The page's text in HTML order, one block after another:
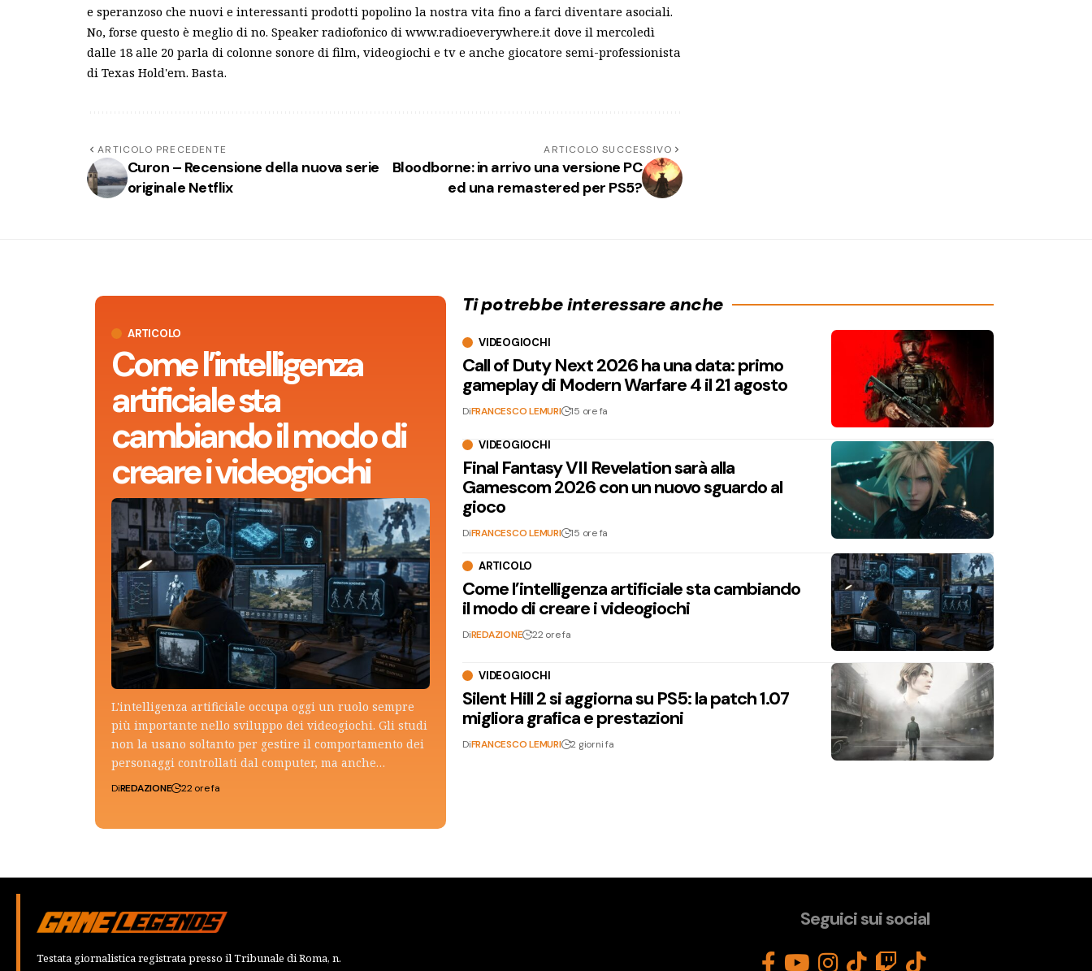
e speranzoso che nuovi e interessanti prodotti popolino la nostra vita fino a farci diventare asociali.
No, forse questo è meglio di no. Speaker radiofonico di www.radioeverywhere.it dove il mercoledì
dalle 18 alle 20 parla di colonne sonore di film, videogiochi e tv e anche giocatore semi-professionista
di Texas Hold'em. Basta.
ARTICOLO PRECEDENTE
Curon – Recensione della nuova serie
originale Netflix
ARTICOLO SUCCESSIVO
Bloodborne: in arrivo una versione PC
ed una remastered per PS5?
ARTICOLO
Come l’intelligenza
artificiale sta
cambiando il modo di
creare i videogiochi
L'intelligenza artificiale occupa oggi un ruolo sempre
più importante nello sviluppo dei videogiochi. Gli studi
non la usano soltanto per gestire il comportamento dei
personaggi controllati dal computer, ma anche…
DiREDAZIONE 22 ore fa
Ti potrebbe interessare anche
VIDEOGIOCHI
Call of Duty Next 2026 ha una data: primo
gameplay di Modern Warfare 4 il 21 agosto
DiFRANCESCO LEMURI 15 ore fa
VIDEOGIOCHI
Final Fantasy VII Revelation sarà alla
Gamescom 2026 con un nuovo sguardo al
gioco
DiFRANCESCO LEMURI 15 ore fa
ARTICOLO
Come l’intelligenza artificiale sta cambiando
il modo di creare i videogiochi
DiREDAZIONE 22 ore fa
VIDEOGIOCHI
Silent Hill 2 si aggiorna su PS5: la patch 1.07
migliora grafica e prestazioni
DiFRANCESCO LEMURI 2 giorni fa
Testata giornalistica registrata presso il Tribunale di Roma, n.
Seguici sui social